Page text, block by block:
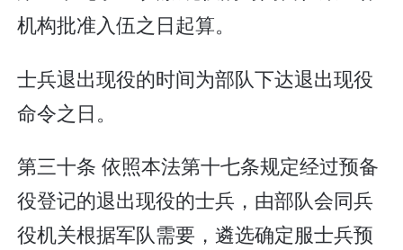
机构批准入伍之日起算。
士兵退出现役的时间为部队下达退出现役
命令之日。
第三十条 依照本法第十七条规定经过预备
役登记的退出现役的士兵，由部队会同兵
役机关根据军队需要，遴选确定服士兵预